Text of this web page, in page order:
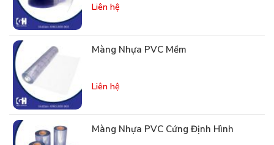
Liên hệ
Màng Nhựa PVC Mềm
Liên hệ
Màng Nhựa PVC Cứng Định Hình